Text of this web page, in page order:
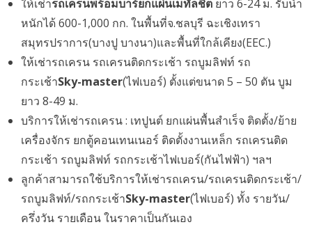
ให้เช่ารถเครนพร้อมบาร์ยกแผ่นเมทัลชีต ยาว 6-24 ม. รับน้ำ
หนักได้ 600-1,000 กก. ในพื้นที่จ.ชลบุรี ฉะเชิงเทรา
สมุทรปราการ(บางปู บางนา)และพื้นที่ใกล้เคียง(EEC.)
ให้เช่ารถเครน รถเครนติดกระเช้า รถบูมลิฟท์ รถ
กระเช้าSky-master(ไฟเบอร์) ตั้งแต่ขนาด 5 – 50 ตัน บูม
ยาว 8-49 ม.
บริการให้เช่ารถเครน : เทปูนต์ ยกแผ่นพื้นสำเร็จ ติดตั้ง/ย้าย
เครื่องจักร ยกตู้คอนเทนเนอร์ ติดตั้งงานเหล็ก รถเครนติด
กระเช้า รถบูมลิฟท์ รถกระเช้าไฟเบอร์(กันไฟฟ้า) ฯลฯ
ลูกค้าสามารถใช้บริการให้เช่ารถเครน/รถเครนติดกระเช้า/
รถบูมลิฟท์/รถกระเช้าSky-master(ไฟเบอร์) ทั้ง รายวัน/
ครึ่งวัน รายเดือน ในราคาเป็นกันเอง